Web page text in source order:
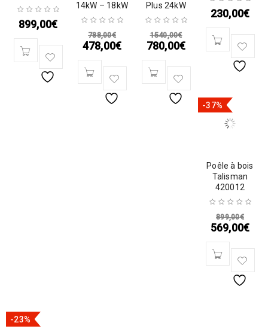
899,00€
14kW – 18kW
788,00€
478,00€
Plus 24kW
1540,00€
780,00€
230,00€
-37%
Poêle à bois
Talisman
420012
899,00€
569,00€
-23%